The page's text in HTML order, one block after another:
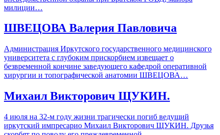
милиции…
ШВЕЦОВА Валерия Павловича
Администрация Иркутского государственного медицинского
университета с глубоким прискорбием извещает о
безвременной кончине заведующего кафедрой оперативной
хирургии и топографической анатомии ШВЕЦОВА…
Михаил Викторович ЩУКИН.
4 июля на 32-м году жизни трагически погиб ведущий
иркутский импресарио Михаил Викторович ЩУКИН. Друзья